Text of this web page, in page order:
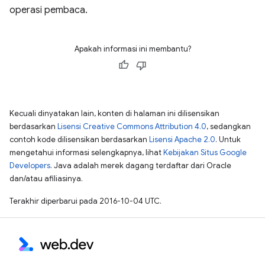
operasi pembaca.
Apakah informasi ini membantu?
Kecuali dinyatakan lain, konten di halaman ini dilisensikan
berdasarkan Lisensi Creative Commons Attribution 4.0, sedangkan
contoh kode dilisensikan berdasarkan Lisensi Apache 2.0. Untuk
mengetahui informasi selengkapnya, lihatKebijakan Situs Google
Developers. Java adalah merek dagang terdaftar dari Oracle
dan/atau afiliasinya.
Terakhir diperbarui pada 2016-10-04 UTC.